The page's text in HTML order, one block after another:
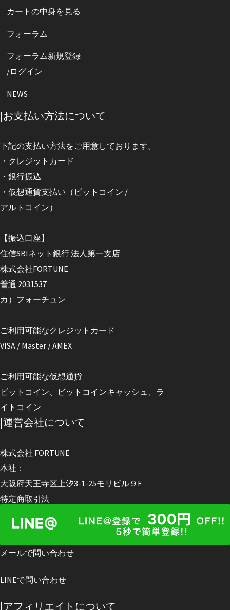
カートの中身を見る
フォーラム
フォーラム新規登録
/ログイン
NEWS
|お支払い方法について
下記の支払い方法をご用意しております。
・クレジットカード
・銀行振込
・仮想通貨支払い（ビットコイン /
アルトコイン）
【振込口座】
住信SBIネット銀行 法人第一支店
株式会社FORTUNE
普通 2031537
カ）フォーチュン
ご利用可能なクレジットカード
VISA / Master / AMEX
ご利用可能な仮想通貨
ビットコイン、ビットコインキャッシュ、ラ
イトコイン
|運営会社について
株式会社 FORTUNE
本社：
大阪府天王寺区上汐3-1-25モリビル９F
特定商取引法
プライバシーポリシー
メールで問い合わせ
LINEで問い合わせ
|アフィリエイトについて